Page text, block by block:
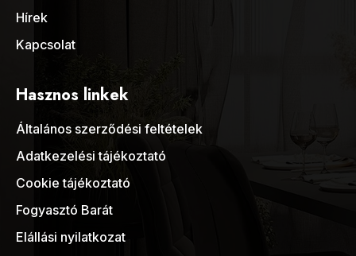
Hírek
Kapcsolat
Hasznos linkek
Általános szerződési feltételek
Adatkezelési tájékoztató
Cookie tájékoztató
Fogyasztó Barát
Elállási nyilatkozat